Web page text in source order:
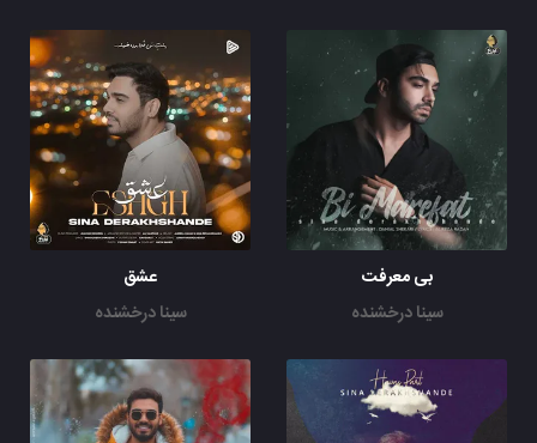
بی معرفت
سینا درخشنده
عشق
سینا درخشنده